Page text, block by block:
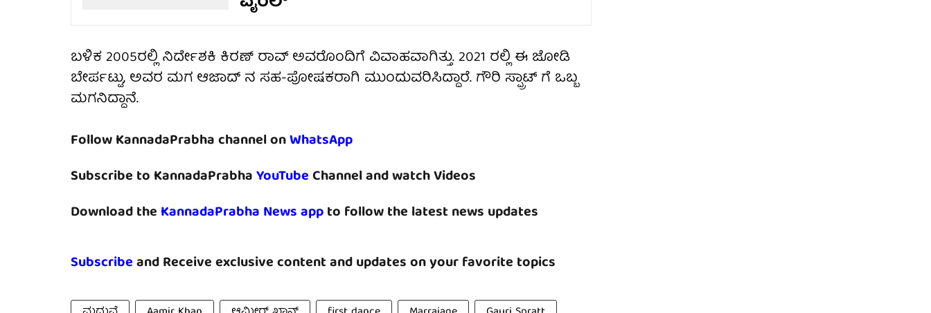
ಬಳಿಕ 2005ರಲ್ಲಿ ನಿರ್ದೇಶಕಿ ಕಿರಣ್ ರಾವ್ ಅವರೊಂದಿಗೆ ವಿವಾಹವಾಗಿತ್ತು. 2021 ರಲ್ಲಿ ಈ ಜೋಡಿ
ಬೇರ್ಪಟ್ಟು, ಅವರ ಮಗ ಆಜಾದ್ ನ ಸಹ-ಪೋಷಕರಾಗಿ ಮುಂದುವರಿಸಿದ್ದಾರೆ. ಗೌರಿ ಸ್ಪ್ರಾಟ್ ಗೆ ಒಬ್ಬ
ಮಗನಿದ್ದಾನೆ.
Follow KannadaPrabha channel onWhatsApp
Subscribe to KannadaPrabhaYouTubeChannel and watch Videos
Download the KannadaPrabha News appto follow the latest news updates
Subscribeand Receive exclusive content and updates on your favorite topics